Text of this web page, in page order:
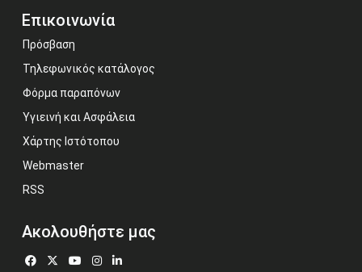
Επικοινωνία
Πρόσβαση
Τηλεφωνικός κατάλογος
Φόρμα παραπόνων
Υγιεινή και Ασφάλεια
Χάρτης Ιστότοπου
Webmaster
RSS
Ακολουθήστε μας